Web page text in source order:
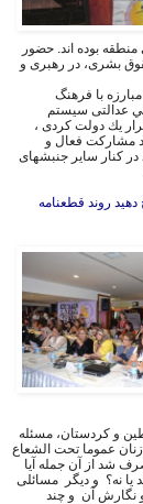
بوده اند. حضور
بشرى، در رهبرى و
با فرهنگ
بي عدالتى سيستم
يك دولت كردى ،
مشارکت فعال و
كنار ساير جنبشهاى
و کردستان، مسئله
عموما تحت الشعاع
شد از آن جمله آیا
يا نه؟ و ديگر مسائلى
و بررسى و نگارش آن و چند